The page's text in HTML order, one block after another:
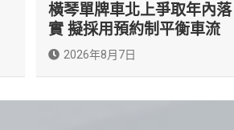
橫琴單牌車北上爭取年內落
實 擬採用預約制平衡車流
2026年8月7日